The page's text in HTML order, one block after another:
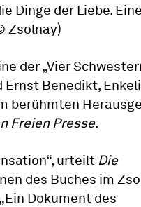
Dinge der Liebe.
Zsolnay)
der „Vier
Ernst Benedikt,
berühmten
Freien Presse.
urteilt Die
des Buches im
Dokument des